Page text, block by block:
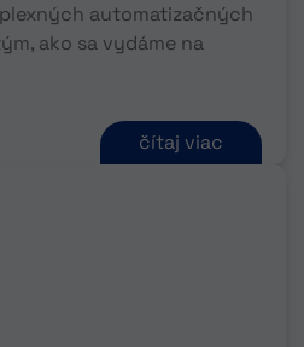
automatizačných
ako sa vydáme na
čítaj viac